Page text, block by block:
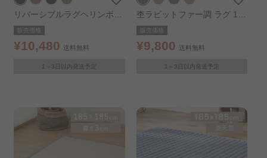
リバーシブルラグヘリンボー
ン×ドットベロア 185×185cm
ダークグレー
販売価格
¥10,480 送料無料
1～3日以内発送予定
杢ラビットファー調 ラグ 185
×185cm ダークグレー
販売価格
¥9,800 送料無料
1～3日以内発送予定